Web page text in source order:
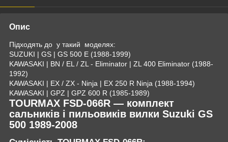
Опис
Підходять до у такий моделях:
SUZUKI | GS | GS 500 E (1988-1999)
KAWASAKI | BN / EL / ZL - Eliminator | ZL 400 Eliminator (1988-
1992)
KAWASAKI | EX / ZX - Ninja | EX 250 R Ninja (1988-1994)
KAWASAKI | GPZ | GPZ 600 R (1985-1989)
TOURMAX FSD-066R — комплект
сальників і пильовиків вилки Suzuki GS
500 1989-2008